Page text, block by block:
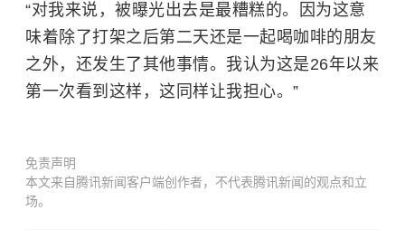
“对我来说，被曝光出去是最糟糕的。因为这意
味着除了打架之后第二天还是一起喝咖啡的朋友
之外，还发生了其他事情。我认为这是26年以来
第一次看到这样，这同样让我担心。”
免责声明
本文来自腾讯新闻客户端创作者，不代表腾讯新闻的观点和立
场。